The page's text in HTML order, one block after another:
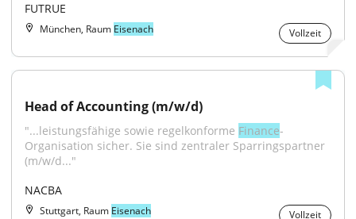
FUTRUE
München, Raum Eisenach Vollzeit
Head of Accounting (m/w/d)
"...leistungsfähige sowie regelkonforme Finance-
Organisation sicher. Sie sind zentraler Sparringspartner
(m/w/d..."
NACBA
Stuttgart, Raum Eisenach Vollzeit